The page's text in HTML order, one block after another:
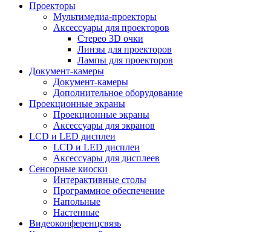
Проекторы
Мультимедиа-проекторы
Аксессуары для проекторов
Стерео 3D очки
Линзы для проекторов
Лампы для проекторов
Документ-камеры
Документ-камеры
Дополнительное оборудование
Проекционные экраны
Проекционные экраны
Аксессуары для экранов
LCD и LED дисплеи
LCD и LED дисплеи
Аксессуары для дисплеев
Сенсорные киоски
Интерактивные столы
Программное обеспечение
Напольные
Настенные
Видеоконференцсвязь